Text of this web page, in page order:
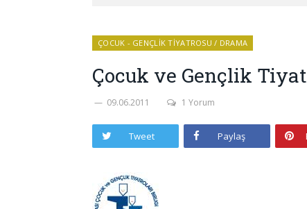
ÇOCUK - GENÇLIK TIYATROSU / DRAMA
Çocuk ve Gençlik
09.06.2011 1 Yorum
Tweet Paylaş